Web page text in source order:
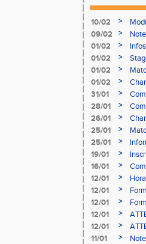
10/02 >
09/02
>
01/02
>
01/02
>
01/02
>
01/02
>
- le
31/01 >
28/01
>
à
26/01 >
25/01
>
25/01
>
05/
19/01 >
03/
16/01 >
12/01
>
12/01 >
12/01
>
12/01
>
12/01 >
11/01 >